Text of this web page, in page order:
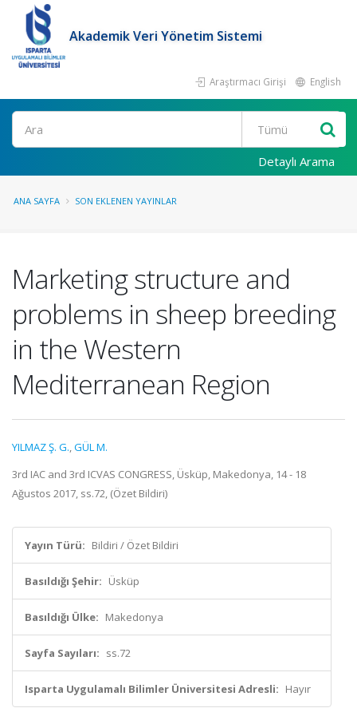
Akademik Veri Yönetim Sistemi
Araştırmacı Girişi English
Ara
Detaylı Arama
ANA SAYFA SON EKLENEN YAYINLAR
Marketing structure and
problems in sheep breeding
in the Western
Mediterranean Region
YILMAZ Ş. G.,GÜL M.
3rd IAC and 3rd ICVAS CONGRESS, Üsküp, Makedonya, 14 - 18
Ağustos 2017, ss.72, (Özet Bildiri)
Yayın Türü: Bildiri / Özet Bildiri
Basıldığı Şehir: Üsküp
Basıldığı Ülke: Makedonya
Sayfa Sayıları: ss.72
Isparta Uygulamalı Bilimler Üniversitesi Adresli: Hayır